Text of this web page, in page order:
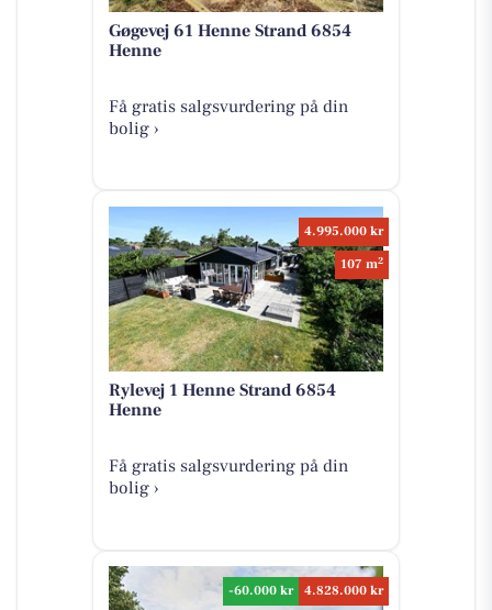
Gøgevej 61 Henne Strand 6854
Henne
Få gratis salgsvurdering på din
bolig ›
4.995.000 kr
107 m2
Rylevej 1 Henne Strand 6854
Henne
Få gratis salgsvurdering på din
bolig ›
-60.000 kr 4.828.000 kr